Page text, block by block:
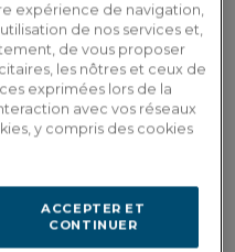
et tissu bleu marine
expérience de navigation,
de nos services et,
de vous proposer
les nôtres et ceux de
exprimées lors de la
avec vos réseaux
y compris des cookies
ACCEPTER ET
CONTINUER